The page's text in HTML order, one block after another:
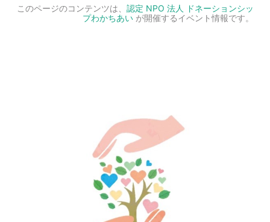
このページのコンテンツは、 認定 NPO 法人 ドネーションシッ
プわかちあいが開催するイベント情報です。